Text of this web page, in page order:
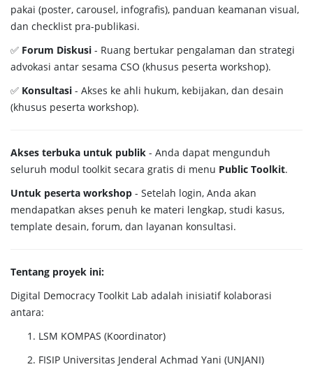
pakai (poster, carousel, infografis), panduan keamanan visual,
dan checklist pra-publikasi.
✅ Forum Diskusi - Ruang bertukar pengalaman dan strategi
advokasi antar sesama CSO (khusus peserta workshop).
✅ Konsultasi - Akses ke ahli hukum, kebijakan, dan desain
(khusus peserta workshop).
Akses terbuka untuk publik - Anda dapat mengunduh
seluruh modul toolkit secara gratis di menu Public Toolkit.
Untuk peserta workshop - Setelah login, Anda akan
mendapatkan akses penuh ke materi lengkap, studi kasus,
template desain, forum, dan layanan konsultasi.
Tentang proyek ini:
Digital Democracy Toolkit Lab adalah inisiatif kolaborasi
antara:
LSM KOMPAS (Koordinator)
FISIP Universitas Jenderal Achmad Yani (UNJANI)